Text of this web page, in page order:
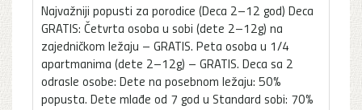
Najvažniji popusti za porodice (Deca 2–12 god) Deca
GRATIS: Četvrta osoba u sobi (dete 2–12g) na
zajedničkom ležaju – GRATIS. Peta osoba u 1/4
apartmanima (dete 2–12g) – GRATIS. Deca sa 2
odrasle osobe: Dete na posebnom ležaju: 50%
popusta. Dete mlađe od 7 god u Standard sobi: 70%